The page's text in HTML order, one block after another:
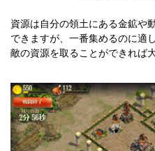
資源は自分の領土にある金鉱や
できますが、一番集めるのに適
敵の資源を取ることができれば